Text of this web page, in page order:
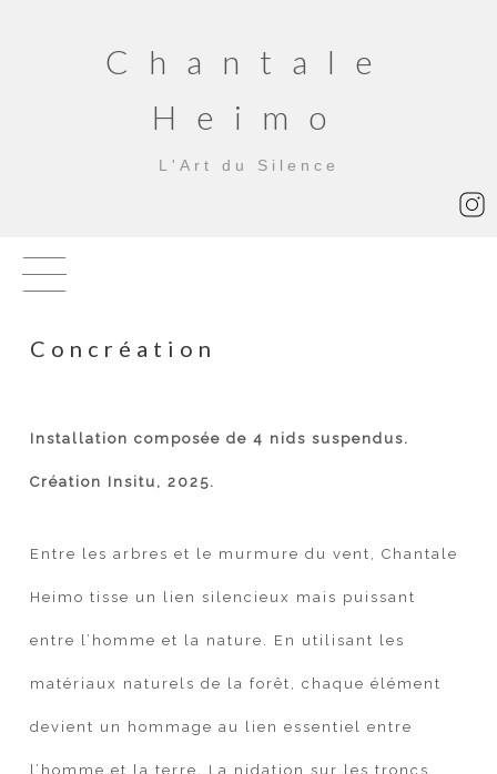
Chantale
Heimo
L'Art du Silence
Concréation
Installation composée de 4 nids suspendus.
Création Insitu, 2025.
Entre les arbres et le murmure du vent, Chantale
Heimo tisse un lien silencieux mais puissant
entre l’homme et la nature. En utilisant les
matériaux naturels de la forêt, chaque élément
devient un hommage au lien essentiel entre
l’homme et la terre. La nidation sur les troncs